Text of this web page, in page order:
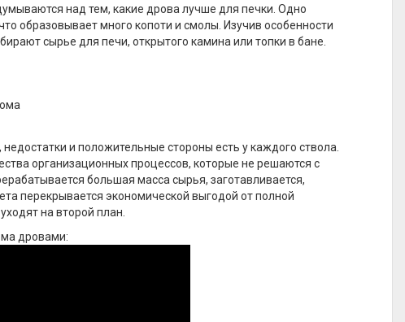
над тем, какие дрова лучше для печки. Одно
образовывает много копоти и смолы. Изучив особенности
сырье для печи, открытого камина или топки в бане.
и положительные стороны есть у каждого ствола.
организационных процессов, которые не решаются с
большая масса сырья, заготавливается,
перекрывается экономической выгодой от полной
на второй план.
дровами: